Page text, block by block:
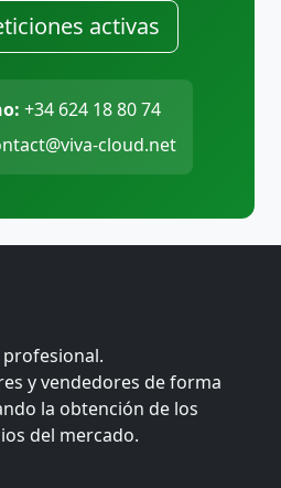
activas
+34 624 18 80 74
cloud.net
y vendedores de forma
la obtención de los
del mercado.